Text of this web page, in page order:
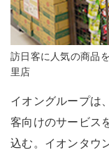
訪日客に人気の商品
里店
イオングループは
客向けのサービス
込む。イオンタウ